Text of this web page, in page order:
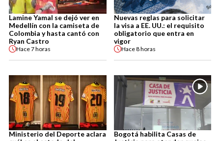
Lamine Yamal se dejó ver en
Medellín con la camiseta de
Colombia y hasta cantó con
Ryan Castro
Hace7 horas
Nuevas reglas para solicitar
la visa a EE. UU.: el requisito
obligatorio que entra en
vigor
Hace8 horas
Ministerio del Deporte aclara
Bogotá habilita Casas de